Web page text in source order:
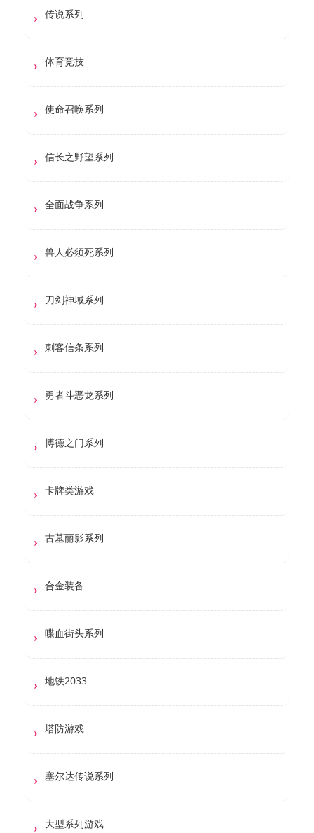
传说系列
体育竞技
使命召唤系列
信长之野望系列
全面战争系列
兽人必须死系列
刀剑神域系列
刺客信条系列
勇者斗恶龙系列
博德之门系列
卡牌类游戏
古墓丽影系列
合金装备
喋血街头系列
地铁2033
塔防游戏
塞尔达传说系列
大型系列游戏